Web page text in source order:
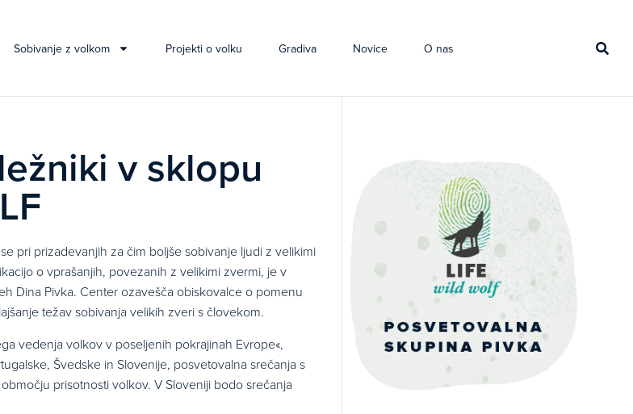
Sobivanje z volkom Projekti o volku Gradiva Novice O nas
v sklopu
pri prizadevanjih za čim boljše sobivanje ljudi z velikimi
o vprašanjih, povezanih z velikimi zvermi, je v
Dina Pivka. Center ozavešča obiskovalce o pomenu
težav sobivanja velikih zveri s človekom.
vedenja volkov v poseljenih pokrajinah Evrope«,
Švedske in Slovenije, posvetovalna srečanja s
prisotnosti volkov. V Sloveniji bodo srečanja